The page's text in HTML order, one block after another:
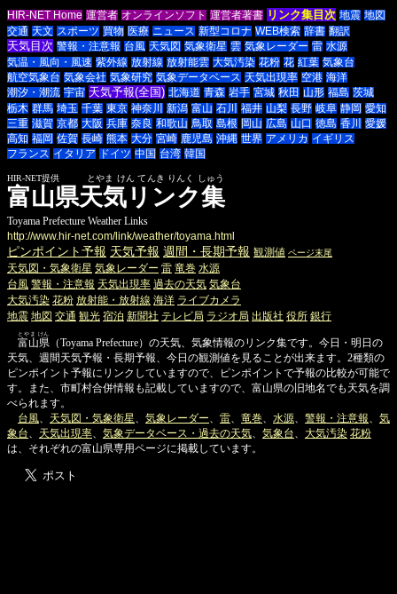
HIR-NET Home 運営者 オンラインソフト 運営者著書 リンク集目次 地震 地図
交通 天文 スポーツ 買物 医療 ニュース 新型コロナ WEB検索 辞書 翻訳
天気目次 警報・注意報 台風 天気図 気象衛星 雲 気象レーダー 雷 水源
気温・風向・風速 紫外線 放射線 放射能雲 大気汚染 花粉 花 紅葉 気象台
航空気象台 気象会社 気象研究 気象データベース 天気出現率 空港 海洋
潮汐・潮流 宇宙 天気予報(全国) 北海道 青森 岩手 宮城 秋田 山形 福島 茨城
栃木 群馬 埼玉 千葉 東京 神奈川 新潟 富山 石川 福井 山梨 長野 岐阜 静岡 愛知
三重 滋賀 京都 大阪 兵庫 奈良 和歌山 鳥取 島根 岡山 広島 山口 徳島 香川
愛媛
高知 福岡 佐賀 長崎 熊本 大分 宮崎 鹿児島 沖縄 世界 アメリカ イギリス
フランス イタリア ドイツ 中国 台湾 韓国
富山県天気リンク集
HIR-NET提供 とやま けん てんき りんく しゅう
Toyama Prefecture Weather Links
http://www.hir-net.com/link/weather/toyama.html
ピンポイント予報 天気予報 週間・長期予報 観測値 ページ末尾
天気図・気象衛星 気象レーダー 雷 竜巻 水源
台風 警報・注意報 天気出現率 過去の天気 気象台
大気汚染 花粉 放射能・放射線 海洋 ライブカメラ
地震 地図 交通 観光 宿泊 新聞社 テレビ局 ラジオ局 出版社 役所 銀行
富山県
とやま けん
（Toyama Prefecture）の天気、気象情報のリンク集です。今日・明日の
天気、週間天気予報・長期予報、今日の観測値を見ることが出来ます。2種類の
ピンポイント予報にリンクしていますので、ピンポイントで予報の比較が可能で
す。また、市町村合併情報も記載していますので、富山県の旧地名でも天気を調
べられます。
台風
天気図・気象衛星 気象レーダー 雷 竜巻 水源 警報・注意報
気
象台
天気出現率 気象データベース・過去の天気 気象台 大気汚染 花粉
は、それぞれの富山県専用ページに掲載しています。